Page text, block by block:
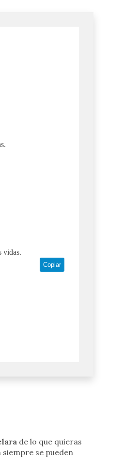
vidas.
Copiar
de lo que quieras
se pueden